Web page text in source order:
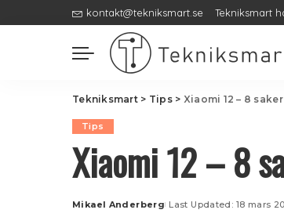
kontakt@tekniksmart.se Tekniksmart
Tekniksmart> Tips> Xiaomi 12 – 8
Tips
Xiaomi 12 – 8
Posted
Mikael Anderberg Last Updated: 18 mars